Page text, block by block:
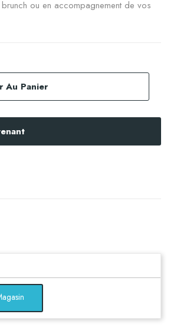
ou en accompagnement de vos
Au Panier